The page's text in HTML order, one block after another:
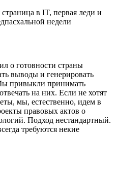
о готовности страны
выводы и генерировать
привыкли принимать
на них. Если не хотят
мы, естественно, идем в
правовых актов о
Подход нестандартный.
требуются некие